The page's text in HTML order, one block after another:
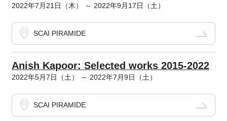
2022年7月21日（木） ～ 2022年9月17日（土）
SCAI PIRAMIDE
Anish Kapoor: Selected works 2015-2022
2022年5月7日（土） ～ 2022年7月9日（土）
SCAI PIRAMIDE